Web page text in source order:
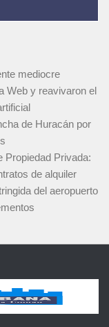
mediocre
Web y reavivaron el
de Huracán por
Propiedad Privada:
de alquiler
del aeropuerto